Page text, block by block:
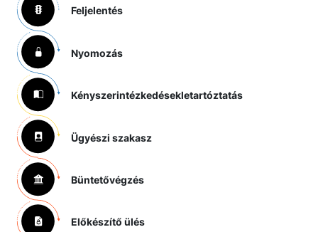
Feljelentés
Nyomozás
Kényszerintézkedésekletartóztatás
Ügyészi szakasz
Büntetővégzés
Előkészítő ülés